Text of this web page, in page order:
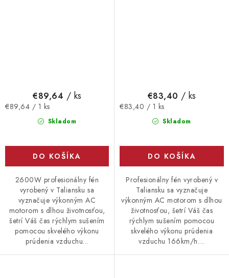
Skladom
€89,64 / ks
Jednotková
€89,64 / 1 ks
DO KOŠÍKA
2600W profesionálny fén
vyrobený v Taliansku sa
vyznačuje výkonným AC
motorom s dlhou životnosťou,
šetrí Váš čas rýchlym sušením
pomocou skvelého výkonu
prúdenia vzduchu...
Skladom
€83,40 / ks
Jednotková
€83,40 / 1 ks
DO KOŠÍKA
Profesionálny fén vyrobený v
Taliansku sa vyznačuje
výkonným AC motorom s dlhou
životnosťou, šetrí Váš čas
rýchlym sušením pomocou
skvelého výkonu prúdenia
vzduchu 166km/h....